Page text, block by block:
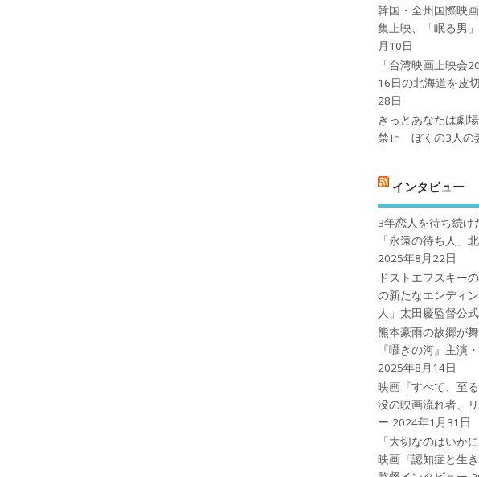
韓国・全州国際映
集上映、「眠る男
月10日
「台湾映画上映会
16日の北海道を皮
28日
きっとあなたは劇
禁止 ぼくの3人の
インタビュー
3年恋人を待ち続
「永遠の待ち人」
2025年8月22日
ドストエフスキー
の新たなエンディ
人」太田慶監督公
熊本豪雨の故郷が
『囁きの河』主演
2025年8月14日
映画『すべて、至
没の映画流れ者、
ー 2024年1月31日
「大切なのはいか
映画『認知症と生